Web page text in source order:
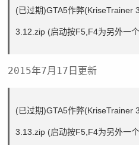
(已过期)GTA5作弊(KriseTrainer
3.12.zip (启动按F5,F4为另外一
2015年7月17日更新
(已过期)GTA5作弊(KriseTrainer
3.13.zip (启动按F5,F4为另外一